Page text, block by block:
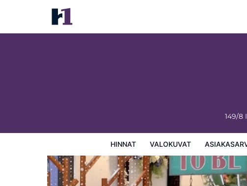
149/8
HINNAT VALOKUVAT
J2 Hotel
Hinnat